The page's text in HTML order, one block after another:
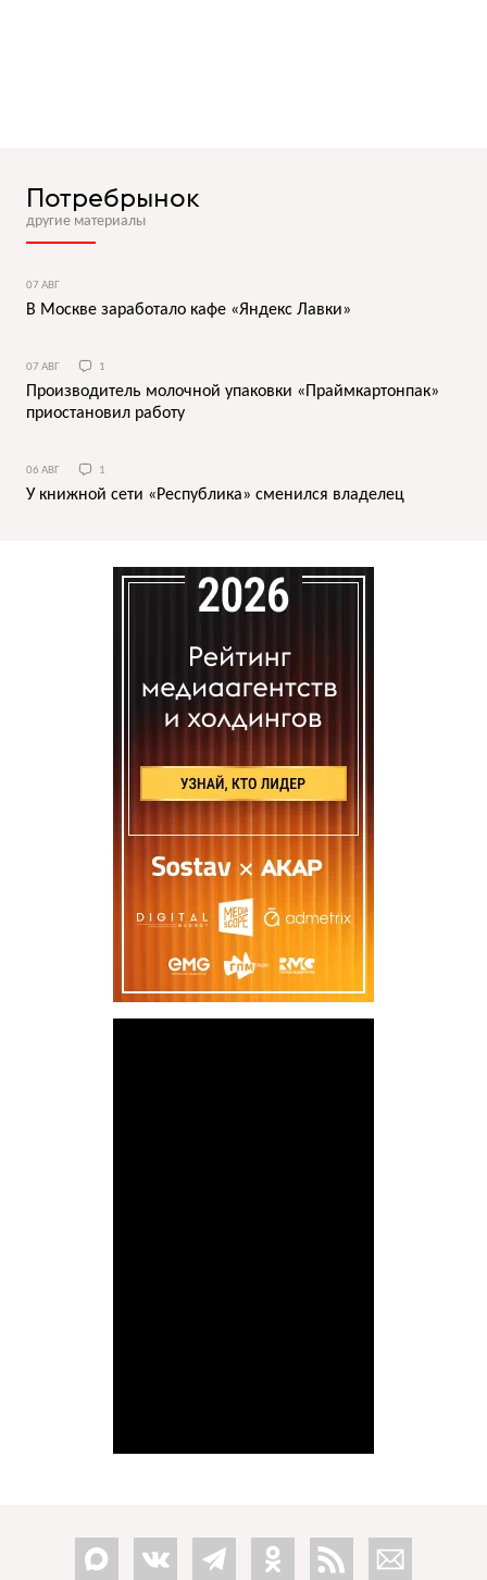
Потребрынок
другие материалы
07 АВГ
В Москве заработало кафе «Яндекс Лавки»
07 АВГ 1
Производитель молочной упаковки «Праймкартонпак»
приостановил работу
06 АВГ 1
У книжной сети «Республика» сменился владелец